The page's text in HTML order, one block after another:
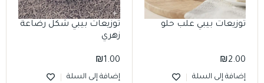
توزيعات بيبي علب حلو
₪2.00
إضافة إلى السلة
توزيعات بيبي شكل رضاعة
زهري
₪1.00
إضافة إلى السلة